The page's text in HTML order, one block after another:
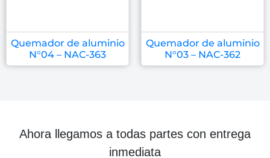
Quemador de aluminio
N°04 – NAC-363
Quemador de aluminio
N°03 – NAC-362
Ahora llegamos a todas partes con entrega
inmediata